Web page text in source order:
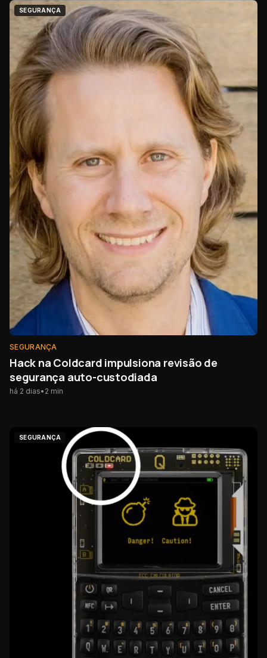
SEGURANÇA
SEGURANÇA
Hack na Coldcard impulsiona revisão de
segurança auto-custodiada
há 2 dias• 2 min
SEGURANÇA